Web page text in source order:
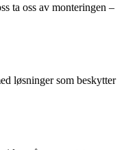
ta oss av monteringen –
løsninger som beskytter